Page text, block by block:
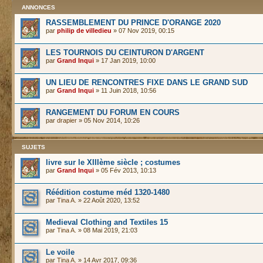
ANNONCES
RASSEMBLEMENT DU PRINCE D'ORANGE 2020
par philip de villedieu » 07 Nov 2019, 00:15
LES TOURNOIS DU CEINTURON D'ARGENT
par Grand Inqui » 17 Jan 2019, 10:00
UN LIEU DE RENCONTRES FIXE DANS LE GRAND SUD
par Grand Inqui » 11 Juin 2018, 10:56
RANGEMENT DU FORUM EN COURS
par drapier » 05 Nov 2014, 10:26
SUJETS
livre sur le XIIIème siècle ; costumes
par Grand Inqui » 05 Fév 2013, 10:13
Réédition costume méd 1320-1480
par Tina A. » 22 Août 2020, 13:52
Medieval Clothing and Textiles 15
par Tina A. » 08 Mai 2019, 21:03
Le voile
par Tina A. » 14 Avr 2017, 09:36